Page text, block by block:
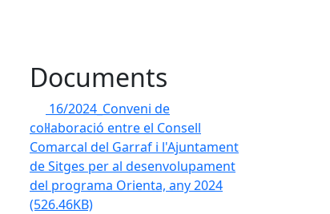
Documents
16/2024_Conveni de
col·laboració entre el Consell
Comarcal del Garraf i l'Ajuntament
de Sitges per al desenvolupament
del programa Orienta, any 2024
(526.46KB)